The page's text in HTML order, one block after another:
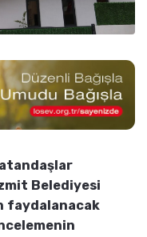
Belediyesi
faydalanacak